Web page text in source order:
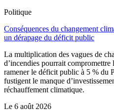
Politique
Conséquences du changement
un dérapage du déficit public
La multiplication des vagues de
d’incendies pourrait
ramener le déficit public à 5 % du
fustigent le manque
réchauffement climatique.
Le 6 août 2026